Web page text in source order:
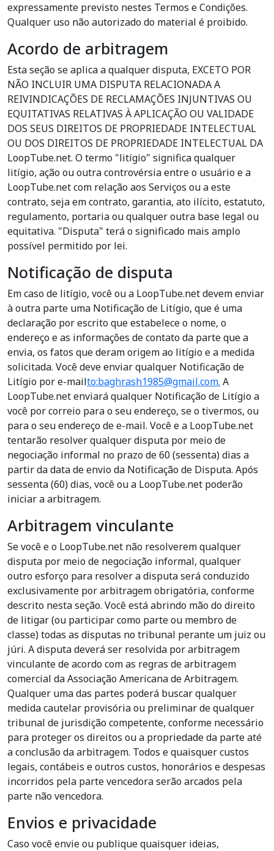
expressamente previsto nestes Termos e Condições.
Qualquer uso não autorizado do material é proibido.
Acordo de arbitragem
Esta seção se aplica a qualquer disputa, EXCETO POR
NÃO INCLUIR UMA DISPUTA RELACIONADA A
REIVINDICAÇÕES DE RECLAMAÇÕES INJUNTIVAS OU
EQUITATIVAS RELATIVAS À APLICAÇÃO OU VALIDADE
DOS SEUS DIREITOS DE PROPRIEDADE INTELECTUAL
OU DOS DIREITOS DE PROPRIEDADE INTELECTUAL DA
LoopTube.net. O termo "litígio" significa qualquer
litígio, ação ou outra controvérsia entre o usuário e a
LoopTube.net com relação aos Serviços ou a este
contrato, seja em contrato, garantia, ato ilícito, estatuto,
regulamento, portaria ou qualquer outra base legal ou
equitativa. "Disputa" terá o significado mais amplo
possível permitido por lei.
Notificação de disputa
Em caso de litígio, você ou a LoopTube.net devem enviar
à outra parte uma Notificação de Litígio, que é uma
declaração por escrito que estabelece o nome, o
endereço e as informações de contato da parte que a
envia, os fatos que deram origem ao litígio e a medida
solicitada. Você deve enviar qualquer Notificação de
Litígio por e-mailto:baghrash1985@gmail.com. A
LoopTube.net enviará qualquer Notificação de Litígio a
você por correio para o seu endereço, se o tivermos, ou
para o seu endereço de e-mail. Você e a LoopTube.net
tentarão resolver qualquer disputa por meio de
negociação informal no prazo de 60 (sessenta) dias a
partir da data de envio da Notificação de Disputa. Após
sessenta (60) dias, você ou a LoopTube.net poderão
iniciar a arbitragem.
Arbitragem vinculante
Se você e o LoopTube.net não resolverem qualquer
disputa por meio de negociação informal, qualquer
outro esforço para resolver a disputa será conduzido
exclusivamente por arbitragem obrigatória, conforme
descrito nesta seção. Você está abrindo mão do direito
de litigar (ou participar como parte ou membro de
classe) todas as disputas no tribunal perante um juiz ou
júri. A disputa deverá ser resolvida por arbitragem
vinculante de acordo com as regras de arbitragem
comercial da Associação Americana de Arbitragem.
Qualquer uma das partes poderá buscar qualquer
medida cautelar provisória ou preliminar de qualquer
tribunal de jurisdição competente, conforme necessário
para proteger os direitos ou a propriedade da parte até
a conclusão da arbitragem. Todos e quaisquer custos
legais, contábeis e outros custos, honorários e despesas
incorridos pela parte vencedora serão arcados pela
parte não vencedora.
Envios e privacidade
Caso você envie ou publique quaisquer ideias,